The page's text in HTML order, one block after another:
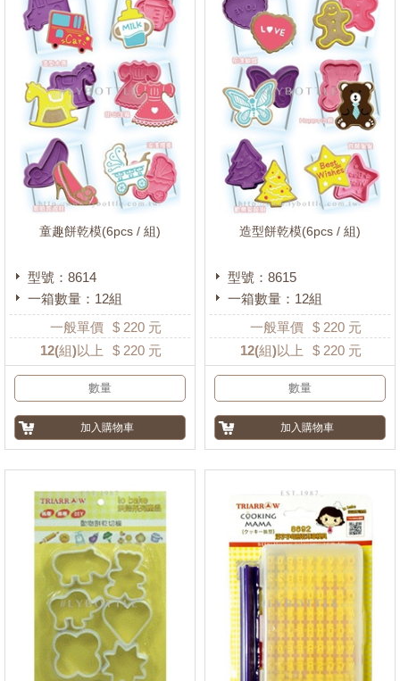
童趣餅乾模(6pcs / 組)
型號：8614
一箱數量：12組
一般單價 $ 220 元
12(組)以上 $ 220 元
造型餅乾模(6pcs / 組)
型號：8615
一箱數量：12組
一般單價 $ 220 元
12(組)以上 $ 220 元